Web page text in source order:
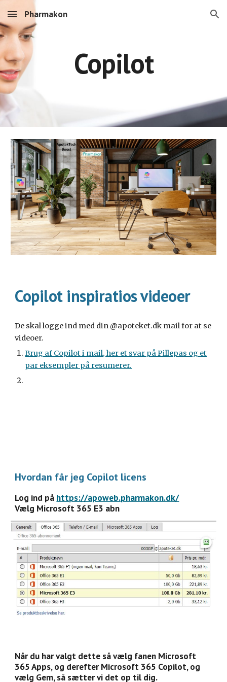
Skip to main content Skip to navigation
Pharmakon
Copilot
Copilot inspiratios videoer
De skal logge ind med din @apoteket.dk mail for at se
videoer.
Brug af Copilot i mail, her et svar på Pillepas og et
par eksempler på resumerer.
Hvordan får jeg Copilot licens
Log ind på https://apoweb.pharmakon.dk/
Vælg Microsoft 365 E3 abn
Når du har valgt dette så vælg fanen Microsoft
365 Apps, og derefter Microsoft 365 Copilot, og
vælg Gem, så sætter vi det op til dig.